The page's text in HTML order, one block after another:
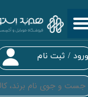
/ ثبت نام
حساب کاربری من
تغییر گذر واژه
سفارشات